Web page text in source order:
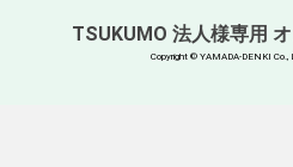
TSUKUMO 法人様専用
Copyright © YAMADA-DENKI Co.,